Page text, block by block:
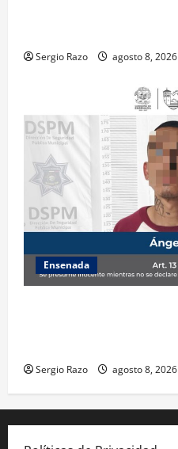
Sergio Razo agosto 8, 2026
Ensenada
Sergio Razo agosto 8, 2026